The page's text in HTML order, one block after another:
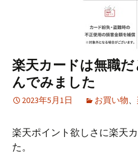
楽天カードは無職
んでみました
2023年5月1日 お買い物、
楽天ポイント欲しさに楽天
た。